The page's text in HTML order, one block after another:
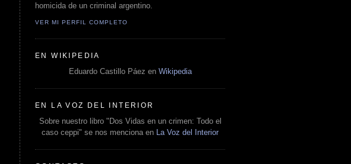
homicida de un criminal argentino.
VER MI PERFIL COMPLETO
EN WIKIPEDIA
Eduardo Castillo Páez en Wikipedia
EN LA VOZ DEL INTERIOR
Sobre nuestro libro "Dos Vidas en un crimen: Todo el
caso ceppi" se nos menciona en
La Voz del Interior